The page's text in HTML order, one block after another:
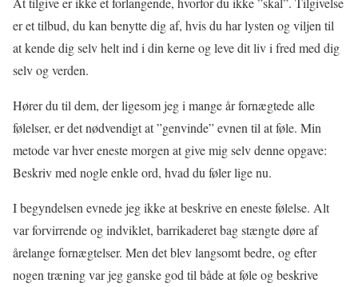
er et tilbud, du kan benytte dig af, hvis du har lysten og viljen til
at kende dig selv helt ind i din kerne og leve dit liv i fred med dig
selv og verden.
Hører du til dem, der ligesom jeg i mange år fornægtede alle
følelser, er det nødvendigt at ”genvinde” evnen til at føle. Min
metode var hver eneste morgen at give mig selv denne opgave:
Beskriv med nogle enkle ord, hvad du føler lige nu.
I begyndelsen evnede jeg ikke at beskrive en eneste følelse. Alt
var forvirrende og indviklet, barrikaderet bag stængte døre af
årelange fornægtelser. Men det blev langsomt bedre, og efter
nogen træning var jeg ganske god til både at føle og beskrive